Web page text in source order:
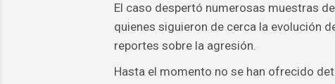
El caso despertó numerosas muestras
quienes siguieron de cerca la evolución
reportes sobre la agresión.
Hasta el momento no se han ofrecido